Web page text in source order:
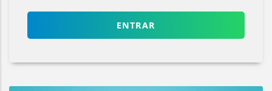
ENTRAR